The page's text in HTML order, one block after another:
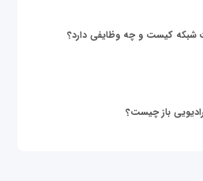
شبکه کیست و چه وظایفی دارد؟
باز چیست؟